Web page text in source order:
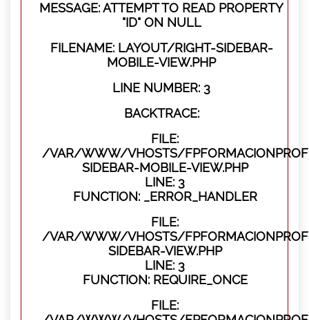
MESSAGE: ATTEMPT TO READ PROPERTY
"ID" ON NULL
FILENAME: LAYOUT/RIGHT-SIDEBAR-
MOBILE-VIEW.PHP
LINE NUMBER: 3
BACKTRACE:
FILE:
/VAR/WWW/VHOSTS/
SIDEBAR-MOBILE-VIEW.PHP
LINE: 3
FUNCTION: _ERROR_HANDLER
FILE:
/VAR/WWW/VHOSTS/
SIDEBAR-VIEW.PHP
LINE: 3
FUNCTION: REQUIRE_ONCE
FILE: